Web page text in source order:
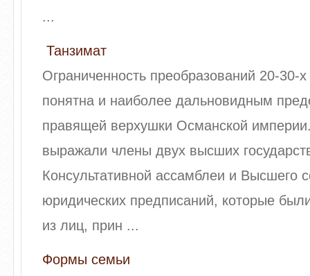
...
Танзимат
Ограниченность преобразований 20-30-
понятна и наиболее дальновидным
правящей верхушки Османской
выражали члены двух высших
Консультативной ассамблеи и Высшего
юридических предписаний, которые
из лиц, прин ...
Формы семьи